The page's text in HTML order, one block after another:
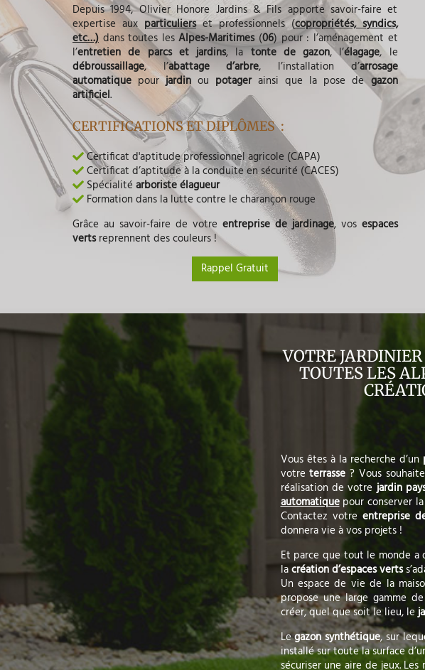
Depuis 1994, Olivier Honore Jardins & Fils apporte savoir-faire et
expertise aux particulierset professionnels (copropriétés, syndics,
etc…) dans toutes lesAlpes-Maritimes (06) pour : l’aménagement et
l’entretien de parcs et jardins, latonte de gazon, l’élagage, le
débroussaillage, l’abattage d’arbre, l’installation d’arrosage
automatique pourjardin ou potagerainsi que la pose de gazon
artificiel.
CERTIFICATIONS ET DIPLÔMES :
Certificat d'aptitude professionnel agricole (CAPA)
Certificat d’aptitude à la conduite en sécurité (CACES)
Spécialité arboriste élagueur
Formation dans la lutte contre le charançon rouge
Grâce au savoir-faire de votre entreprise de jardinage, vos espaces
vertsreprennent des couleurs !
Rappel Gratuit
VOTRE
TOUTES LES
Vous êtes à la recherche d’un
votreterrasse ? Vous
réalisation de votrejardin
automatiquepour conserver
Contactez votre entreprise
donnera vie à vos projets !
Et parce que tout le monde
lacréation d’espaces verts
Un espace de vie de la
propose une large gamme de
créer, quel que soit le lieu, le
Legazon synthétique, sur
installé sur toute la surface
sécuriser une aire de jeux. Les